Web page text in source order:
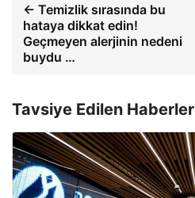
← Temizlik sırasında bu
hataya dikkat edin!
Geçmeyen alerjinin nedeni
buydu …
Tavsiye Edilen Haberler